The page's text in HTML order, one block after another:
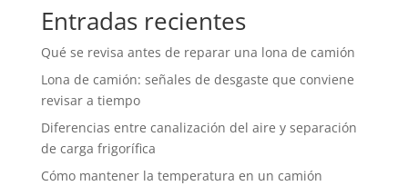
Entradas recientes
Qué se revisa antes de reparar una lona de camión
Lona de camión: señales de desgaste que conviene
revisar a tiempo
Diferencias entre canalización del aire y separación
de carga frigorífica
Cómo mantener la temperatura en un camión